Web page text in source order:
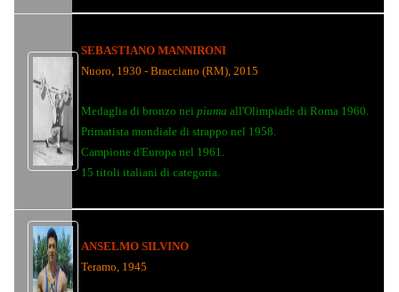
SEBASTIANO MANNIRONI
Nuoro, 1930 - Bracciano (RM), 2015
Medaglia di bronzo neipiumaall'Olimpiade di Roma 1960.
Primatista mondiale di strappo nel 1958.
Campione d'Europa nel 1961.
15 titoli italiani di categoria.
ANSELMO SILVINO
Teramo, 1945